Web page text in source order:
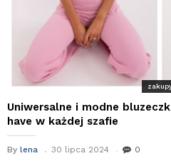
Uniwersalne i modne
have w każdej szafie
By lena 30 lipca 2024 0